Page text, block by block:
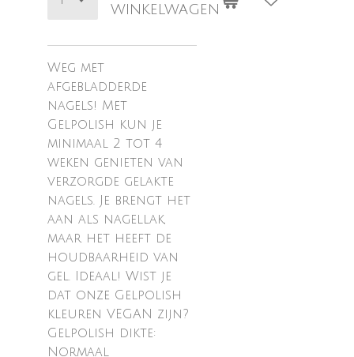
winkelwagen
Weg met
afgebladderde
nagels! Met
Gelpolish kun je
minimaal 2 tot 4
weken genieten van
verzorgde gelakte
nagels. Je brengt het
aan als nagellak,
maar het heeft de
houdbaarheid van
gel. Ideaal! Wist je
dat onze Gelpolish
kleuren VEGAN zijn?
Gelpolish dikte:
Normaal